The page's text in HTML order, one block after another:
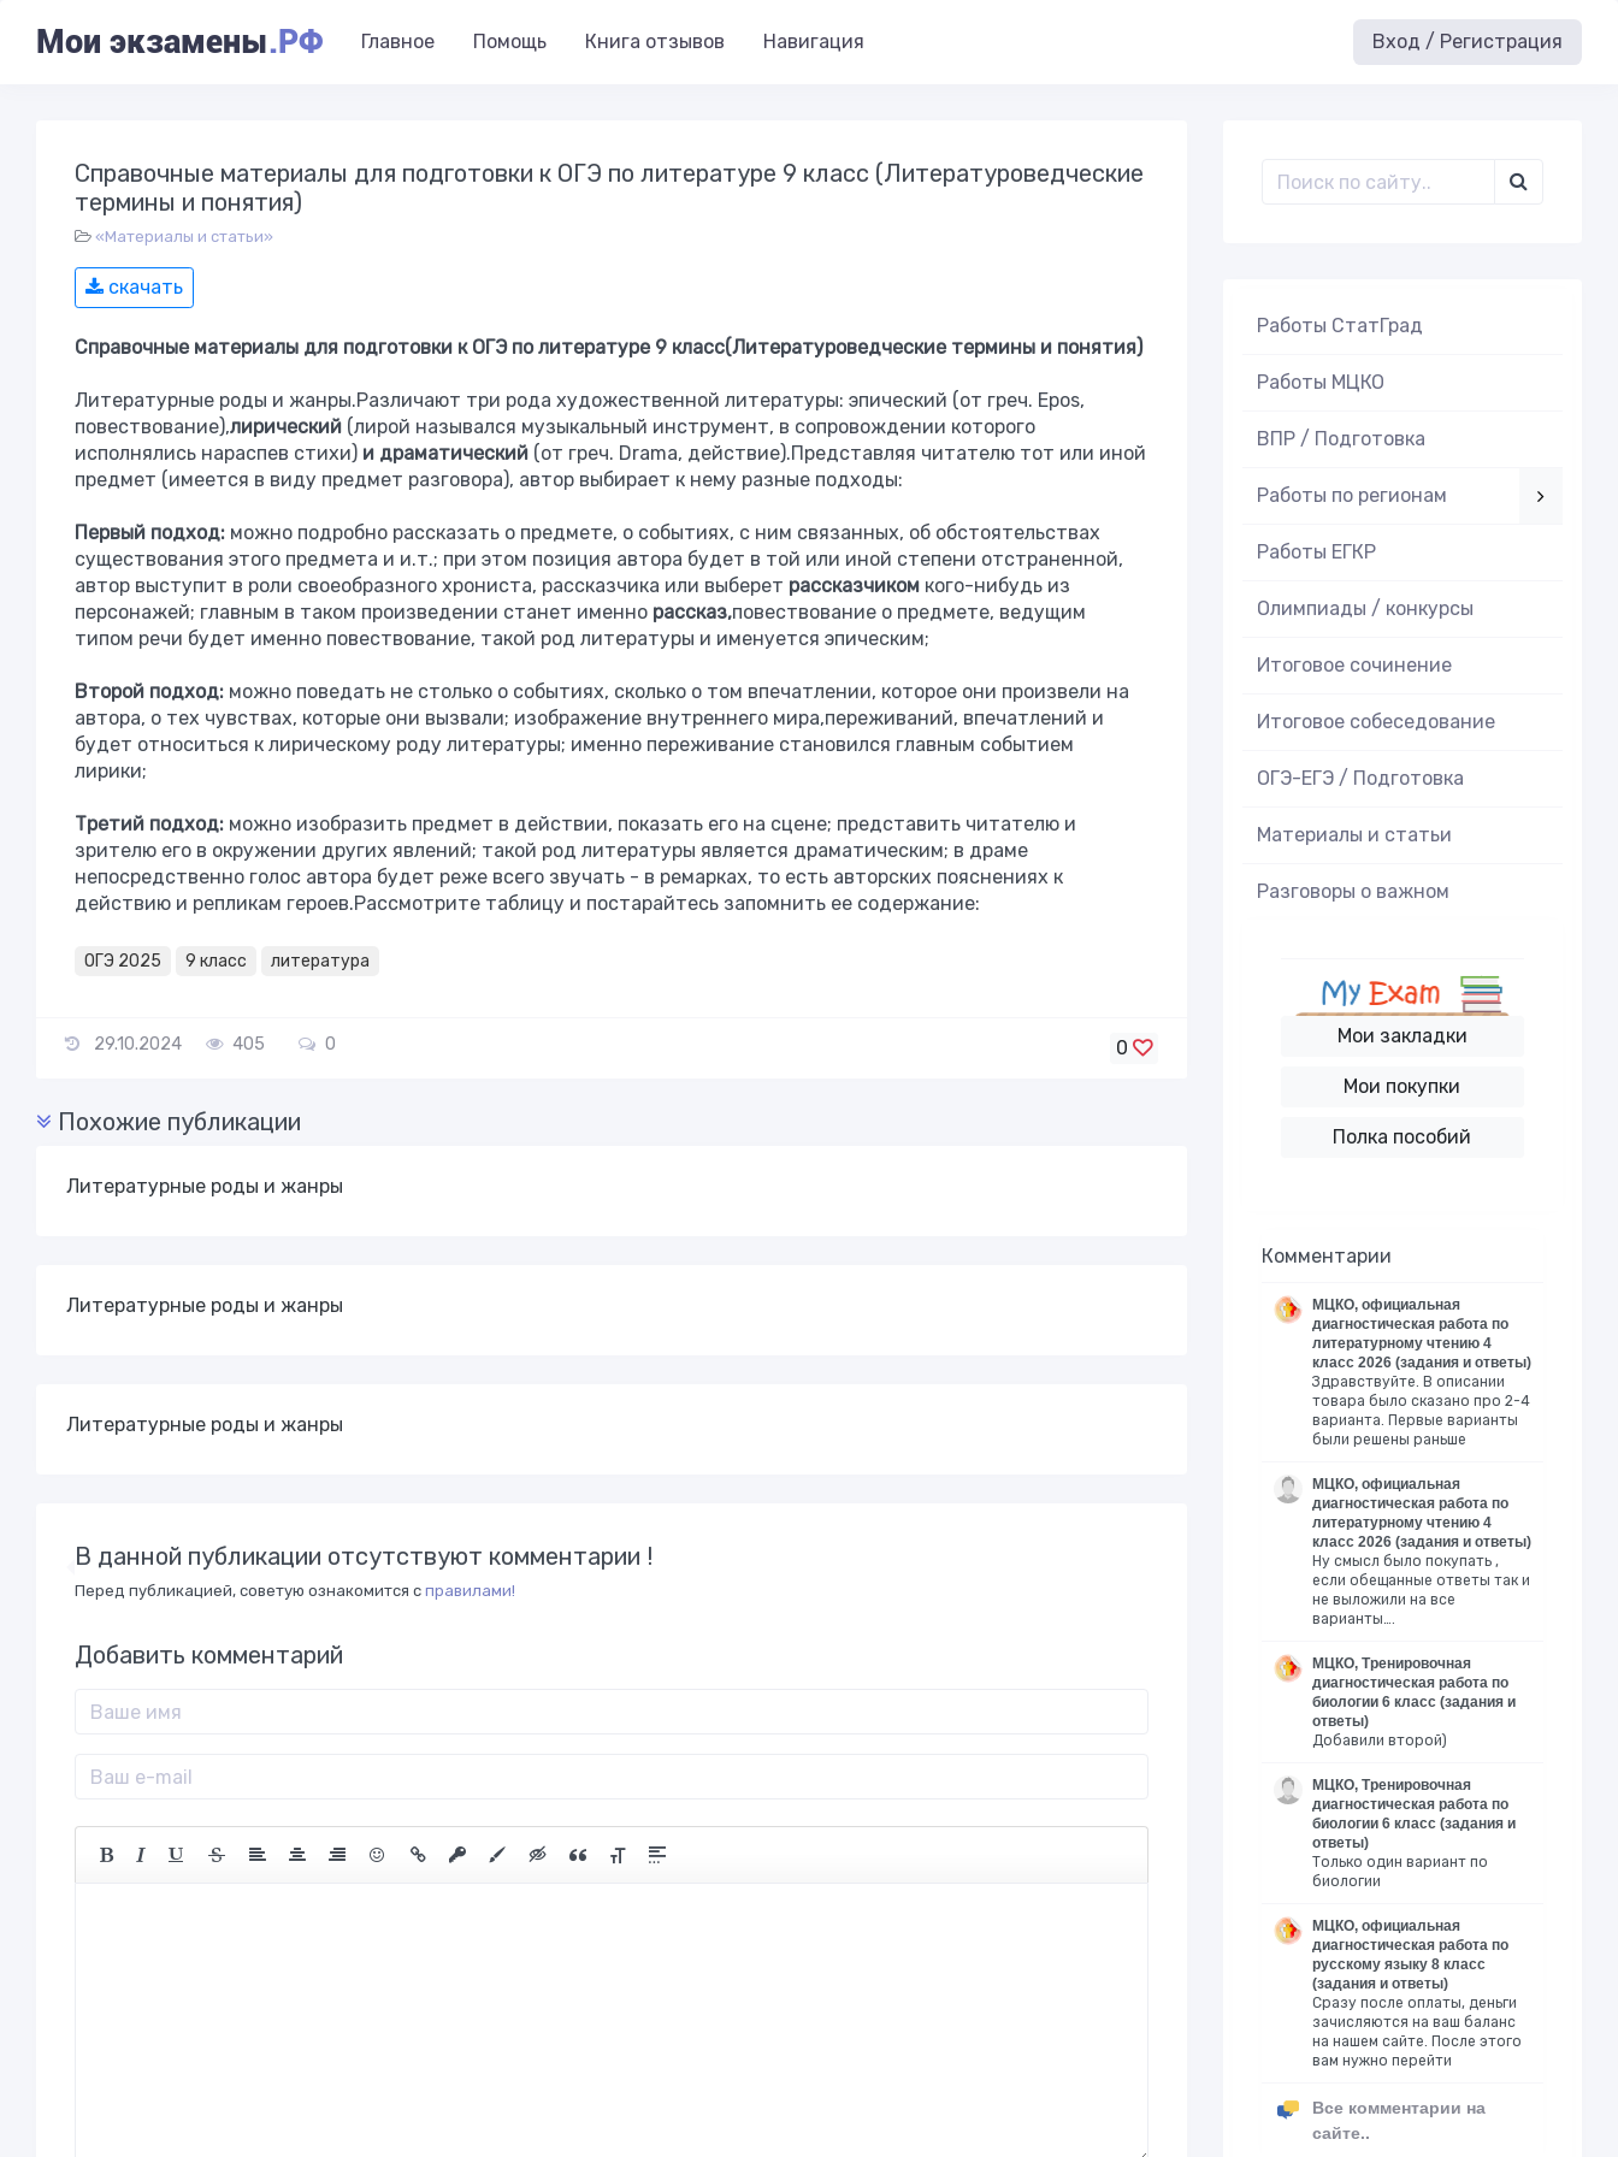
Мои экзамены.РФ Главное Помощь Книга отзывов Навигация Вход / Регистрация
Справочные материалы для подготовки к ОГЭ по литературе 9 класс (Литературоведческие
термины и понятия)
«Материалы и статьи»
скачать
Справочные материалы для подготовки к ОГЭ по литературе 9 класс(Литературоведческие термины и понятия)
Литературные роды и жанры.Различают три рода художественной литературы: эпический (от греч. Epos,
повествование),лирический (лирой назывался музыкальный инструмент, в сопровождении которого
исполнялись нараспев стихи) и драматический (от греч. Drama, действие).Представляя читателю тот или иной
предмет (имеется в виду предмет разговора), автор выбирает к нему разные подходы:
Первый подход: можно подробно рассказать о предмете, о событиях, с ним связанных, об обстоятельствах
существования этого предмета и и.т.; при этом позиция автора будет в той или иной степени отстраненной,
автор выступит в роли своеобразного хрониста, рассказчика или выберет рассказчиком кого-нибудь из
персонажей; главным в таком произведении станет именно рассказ,повествование о предмете, ведущим
типом речи будет именно повествование, такой род литературы и именуется эпическим;
Второй подход: можно поведать не столько о событиях, сколько о том впечатлении, которое они произвели на
автора, о тех чувствах, которые они вызвали; изображение внутреннего мира,переживаний, впечатлений и
будет относиться к лирическому роду литературы; именно переживание становился главным событием
лирики;
Третий подход: можно изобразить предмет в действии, показать его на сцене; представить читателю и
зрителю его в окружении других явлений; такой род литературы является драматическим; в драме
непосредственно голос автора будет реже всего звучать - в ремарках, то есть авторских пояснениях к
действию и репликам героев.Рассмотрите таблицу и постарайтесь запомнить ее содержание:
ОГЭ 2025 9 класс литература
29.10.2024 405 0 0
Похожие публикации
Литературные роды и жанры
Литературные роды и жанры
Литературные роды и жанры
В данной публикации отсутствуют комментарии !
Перед публикацией, советую ознакомится с правилами!
Добавить комментарий
Работы СтатГрад
Работы МЦКО
ВПР / Подготовка
Работы по регионам
Работы ЕГКР
Олимпиады / конкурсы
Итоговое cочинение
Итоговое cобеседование
ОГЭ-ЕГЭ / Подготовка
Материалы и статьи
Разговоры о важном
Мои закладки
Мои покупки
Полка пособий
Комментарии
МЦКО, официальная
диагностическая работа по
литературному чтению 4
класс 2026 (задания и ответы)
Здравствуйте. В описании
товара было сказано про 2-4
варианта. Первые варианты
были решены раньше
МЦКО, официальная
диагностическая работа по
литературному чтению 4
класс 2026 (задания и ответы)
Ну смысл было покупать ,
если обещанные ответы так и
не выложили на все
варианты….
МЦКО, Тренировочная
диагностическая работа по
биологии 6 класс (задания и
ответы)
Добавили второй)
МЦКО, Тренировочная
диагностическая работа по
биологии 6 класс (задания и
ответы)
Только один вариант по
биологии
МЦКО, официальная
диагностическая работа по
русскому языку 8 класс
(задания и ответы)
Сразу после оплаты, деньги
зачисляются на ваш баланс
на нашем сайте. После этого
вам нужно перейти
Все комментарии на
сайте..